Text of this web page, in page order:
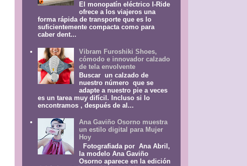
El monopatín eléctrico I-Ride
ofrece a los viajeros una
forma rápida de transporte que es lo
suficientemente compacta como para
caber dent...
Vibram Furoshiki Shoes,
cómodo e innovador calzado
de tela envolvente
Buscar un calzado de
nuestro número que se
adapte a nuestro pie a veces
es un tarea muy difícil. Incluso si lo
encontramos , después de al...
Ana Gaviño Osorno muestra
un estilo digital para Mujer
Hoy
Fotografiada por Ana Abril,
la modelo Ana Gaviño
Osorno aparece en la edición